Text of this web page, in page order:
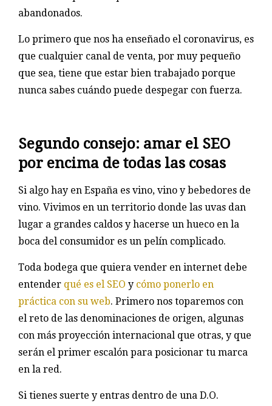
abandonados.
Lo primero que nos ha enseñado el coronavirus, es
que cualquier canal de venta, por muy pequeño
que sea, tiene que estar bien trabajado porque
nunca sabes cuándo puede despegar con fuerza.
Segundo consejo: amar el SEO
por encima de todas las cosas
Si algo hay en España es vino, vino y bebedores de
vino. Vivimos en un territorio donde las uvas dan
lugar a grandes caldos y hacerse un hueco en la
boca del consumidor es un pelín complicado.
Toda bodega que quiera vender en internet debe
entender qué es el SEO y cómo ponerlo en
práctica con su web. Primero nos toparemos con
el reto de las denominaciones de origen, algunas
con más proyección internacional que otras, y que
serán el primer escalón para posicionar tu marca
en la red.
Si tienes suerte y entras dentro de una D.O.